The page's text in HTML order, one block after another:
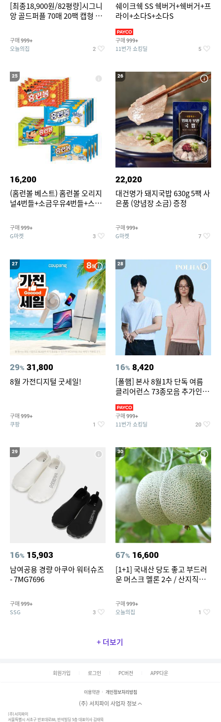
[최종18,900원/82평량]시그니
앙 골드퍼플 70매 20팩 캡형 아
구매 999+
오늘의집 2
쉐이크쉑 SS 쉑버거+쉑버거+프
라이+소다S+소다S
구매 999+
11번가 쇼킹딜 5
25
16,200
(홈런볼 베스트) 홈런볼 오리지
널4번들+소금우유4번들+스윗
콘맛4번들
구매 999+
G마켓 3
26
22,020
대건명가 돼지국밥 630g 5팩 사
은품 (양념장 소금) 증정
구매 999+
G마켓 7
27
29% 31,800
8월 가전디지털 굿세일!
구매 999+
쿠팡 1
28
16% 8,420
[폴햄] 본사 8월1차 단독 여름
클리어런스 73종모음 추가인하
구매 999+
11번가 쇼킹딜 20
29
16% 15,903
남여공용 경량 아쿠아 워터슈즈
- 7MG7696
구매 999+
SSG 3
30
67% 16,600
[1+1] 국내산 당도 좋고 부드러
운 머스크 멜론 2수 / 산지직송 x
구매 999+
오늘의집 1
+ 더보기
회원가입 로그인 PC버전 APP다운
이용약관 개인정보처리방침
(주) 서치파이 사업자 정보
(주)서치파이
서울특별시 서초구 반포대로88, 반석빌딩 5층 대표이사 김태묵